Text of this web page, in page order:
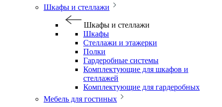
Шкафы и стеллажи
Шкафы и стеллажи
Шкафы
Стеллажи и этажерки
Полки
Гардеробные системы
Комплектующие для шкафов и
стеллажей
Комплектующие для гардеробных
Мебель для гостиных